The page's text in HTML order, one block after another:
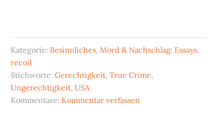
Kategorie: Besinnliches, Mord & Nachschlag: Essays,
recoil
Stichworte:Gerechtigkeit,True Crime,
Ungerechtigkeit,USA
Kommentare: Kommentar verfassen